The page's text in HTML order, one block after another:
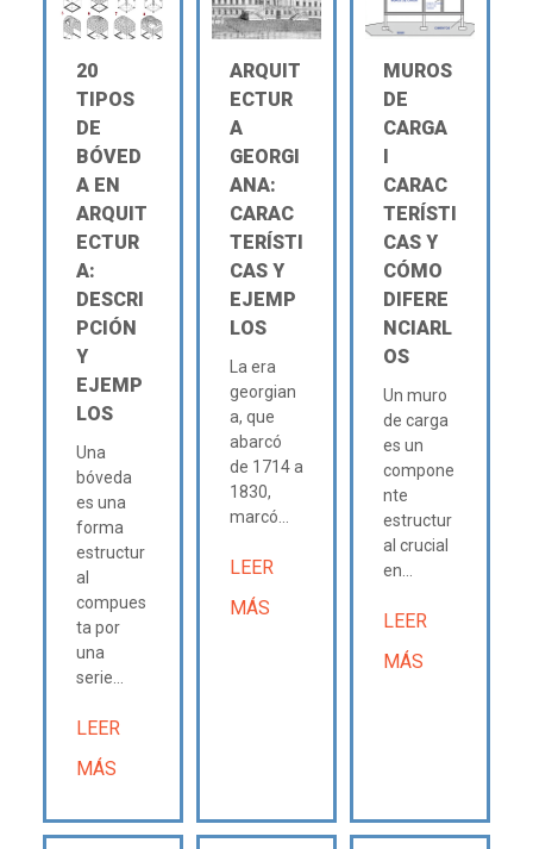
20
TIPOS
DE
BÓVED
A EN
ARQUIT
ECTUR
A:
DESCRI
PCIÓN
Y
EJEMP
LOS
Una
bóveda
es una
forma
estructur
al
compues
ta por
una
serie...
LEER
MÁS
ARQUIT
ECTUR
A
GEORGI
ANA:
CARAC
TERÍSTI
CAS Y
EJEMP
LOS
La era
georgian
a, que
abarcó
de 1714 a
1830,
marcó...
LEER
MÁS
MUROS
DE
CARGA
CARAC
TERÍSTI
CAS Y
CÓMO
DIFERE
NCIARL
OS
Un muro
de carga
es un
compone
nte
estructur
al crucial
en...
LEER
MÁS